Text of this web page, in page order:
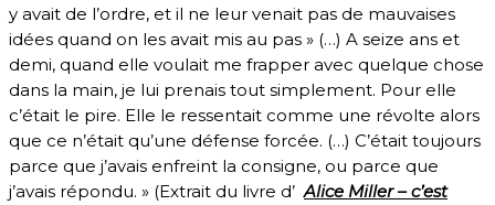
y avait de l’ordre, et il ne leur venait pas de mauvaises
idées quand on les avait mis au pas » (…) A seize ans et
demi, quand elle voulait me frapper avec quelque chose
dans la main, je lui prenais tout simplement. Pour elle
c’était le pire. Elle le ressentait comme une révolte alors
que ce n’était qu’une défense forcée. (…) C’était toujours
parce que j’avais enfreint la consigne, ou parce que
j’avais répondu. » (Extrait du livre d’ Alice Miller – c’est